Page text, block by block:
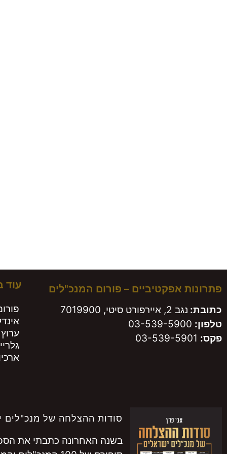
פתרונות אפקטיביים – פורום המנכ"לים
כתובת: נגב 2, איירפורט סיטי, 7019900
טלפון: 03-539-5900
פקס:
עוד
סודות ההצלחה של מנכ"לים
בשנה האחרונה כתבתי את